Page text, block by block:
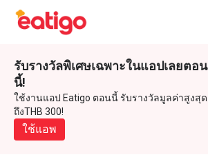
รับรางวัลพิเศษเฉพาะในแอปเลยตอน
นี้!
ใช้งานแอป Eatigo ตอนนี้ รับรางวัลมูลค่าสูงสุด
ถึงTHB 300!
ใช้แอพ